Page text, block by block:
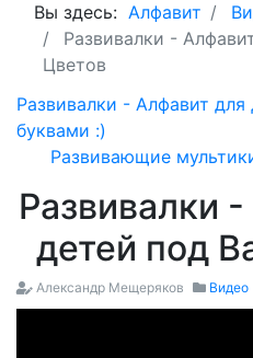
Вы здесь: Алфавит
Развивалки -
Цветов
Развивалки - Алфавит
буквами :)
Развивающие
Развивалки
детей под
Александр Мещеряков Видео